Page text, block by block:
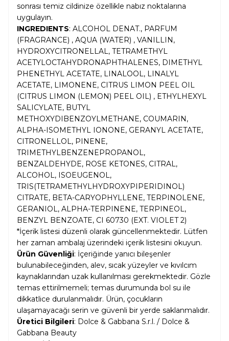
sonrası temiz cildinize özellikle nabız noktalarına
uygulayın.
INGREDIENTS: ALCOHOL DENAT., PARFUM
(FRAGRANCE) , AQUA (WATER) , VANILLIN,
HYDROXYCITRONELLAL, TETRAMETHYL
ACETYLOCTAHYDRONAPHTHALENES, DIMETHYL
PHENETHYL ACETATE, LINALOOL, LINALYL
ACETATE, LIMONENE, CITRUS LIMON PEEL OIL
(CITRUS LIMON (LEMON) PEEL OIL) , ETHYLHEXYL
SALICYLATE, BUTYL
METHOXYDIBENZOYLMETHANE, COUMARIN,
ALPHA-ISOMETHYL IONONE, GERANYL ACETATE,
CITRONELLOL, PINENE,
TRIMETHYLBENZENEPROPANOL,
BENZALDEHYDE, ROSE KETONES, CITRAL,
ALCOHOL, ISOEUGENOL,
TRIS(TETRAMETHYLHYDROXYPIPERIDINOL)
CITRATE, BETA-CARYOPHYLLENE, TERPINOLENE,
GERANIOL, ALPHA-TERPINENE, TERPINEOL,
BENZYL BENZOATE, CI 60730 (EXT. VIOLET 2)
*İçerik listesi düzenli olarak güncellenmektedir. Lütfen
her zaman ambalaj üzerindeki içerik listesini okuyun.
Ürün Güvenliği: İçeriğinde yanıcı bileşenler
bulunabileceğinden, alev, sıcak yüzeyler ve kıvılcım
kaynaklarından uzak kullanılması gerekmektedir. Gözle
temas ettirilmemeli; temas durumunda bol su ile
dikkatlice durulanmalıdır. Ürün, çocukların
ulaşamayacağı serin ve güvenli bir yerde saklanmalıdır.
Üretici Bilgileri: Dolce & Gabbana S.r.l. / Dolce &
Gabbana Beauty